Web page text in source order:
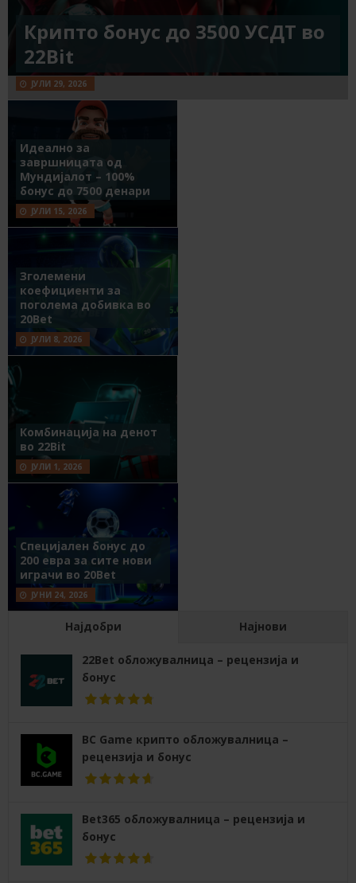
Крипто бонус до 3500 УСДТ во
22Bit
ЈУЛИ 29, 2026
Идеално за
завршницата од
Мундијалот – 100%
бонус до 7500 денари
ЈУЛИ 15, 2026
Зголемени
коефициенти за
поголема добивка во
20Bet
ЈУЛИ 8, 2026
Комбинација на денот
во 22Bit
ЈУЛИ 1, 2026
Специјален бонус до
200 евра за сите нови
играчи во 20Bet
ЈУНИ 24, 2026
Најдобри Најнови
22Bet обложувалница – рецензија и
бонус
BC Game крипто обложувалница –
рецензија и бонус
Bet365 обложувалница – рецензија и
бонус